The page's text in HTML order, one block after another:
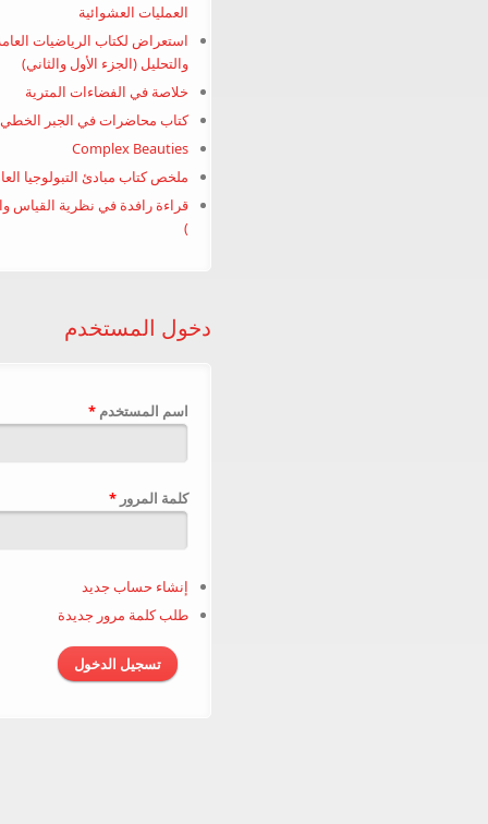
العمليات العشوائية
استعراض لكتاب الرياضيات
والتحليل (الجزء الأول والثاني)
خلاصة في الفضاءات المترية
كتاب محاضرات في الجبر الخطي
Complex Beauties
ملخص كتاب مبادئ التبولوجيا
قراءة رافدة في نظرية القياس
)
دخول المستخدم
‏اسم المستخدم ‏ *
‏كلمة المرور ‏ *
إنشاء حساب جديد
طلب كلمة مرور جديدة